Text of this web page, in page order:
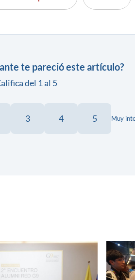
te pareció este artículo?
del 1 al 5
3 4 5 Muy